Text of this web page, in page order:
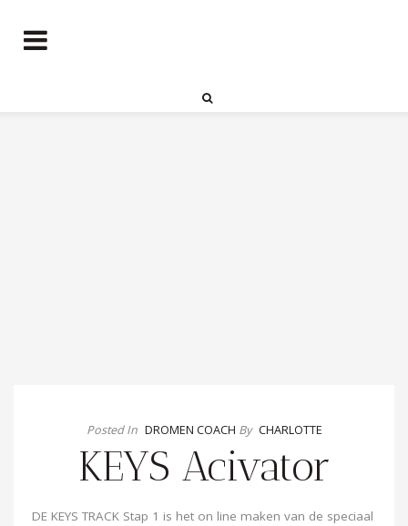
BlogPosted In DROMEN COACH By CHARLOTTE
KEYS Acivator
DE KEYS TRACK Stap 1 is het on line maken van de speciaal